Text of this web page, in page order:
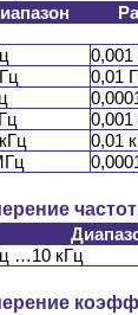
0,001
0,01
0,001
0,01
…10 кГц